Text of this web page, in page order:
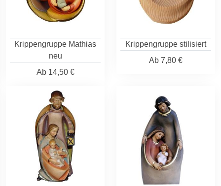
Krippengruppe Mathias
neu
Ab14,50 €
Krippengruppe stilisiert
Ab 7,80 €